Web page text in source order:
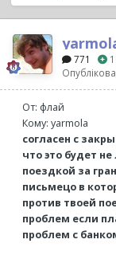
771
От: флай
Кому: yarmola
согласен с
что это будет
поездкой за
письмецо в
против твоей
проблем если
проблем с